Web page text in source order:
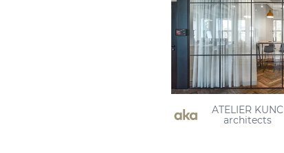
ATELIER KUNC
architects